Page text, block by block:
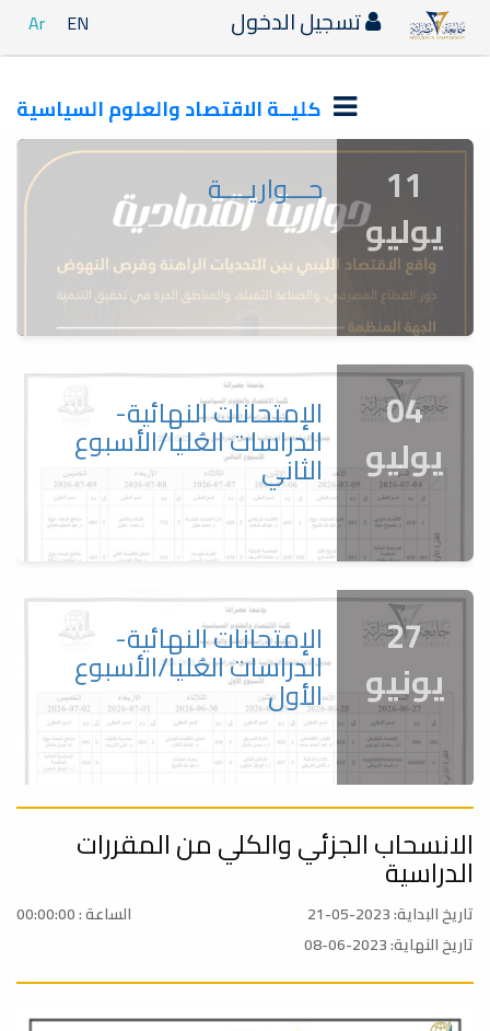
Ar EN تسجيل الدخول
كليــة الاقتصاد والعلوم السياسية
11
يوليو
حـــواريــــة
04
يوليو
الإمتحانات النهائية-
الدراسات العُليا/الأسبوع
الثاني
27
يونيو
الإمتحانات النهائية-
الدراسات العُليا/الأسبوع
الأول
27
يونيو
الإمتحانات النهائية-
الثاني
الانسحاب الجزئي والكلي من المقررات
الدراسية
تاريخ البداية: 2023-05-21
تاريخ النهاية: 2023-06-08
الساعة : 00:00:00